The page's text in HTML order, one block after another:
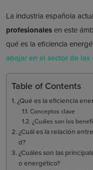
La industria española
profesionalesen este
qué es la eficiencia
abajar en el sector de
Table of Contents
¿Qué es la eficiencia
Conceptos clave
¿Cuáles son los
¿Cuál es la relación
d?
¿Cuáles son las
o energético?